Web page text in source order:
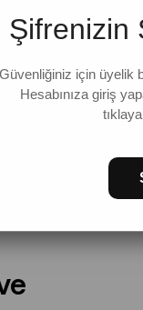
Şifrenizin
Güvenliğiniz için üyelik
Hesabınıza giriş